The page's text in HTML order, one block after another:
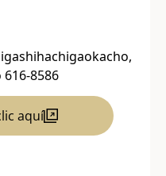
8586
aquí